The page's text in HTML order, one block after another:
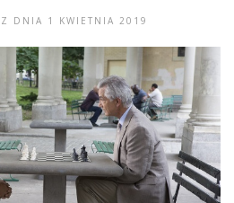
Z DNIA 1 KWIETNIA 2019